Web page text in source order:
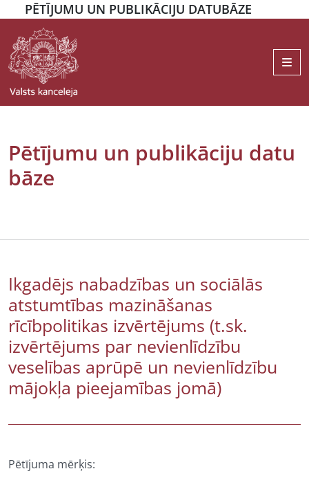
PĒTĪJUMU UN PUBLIKĀCIJU DATUBĀZE
Pētījumu un publikāciju datu
bāze
Ikgadējs nabadzības un sociālās
atstumtības mazināšanas
rīcībpolitikas izvērtējums (t.sk.
izvērtējums par nevienlīdzību
veselības aprūpē un nevienlīdzību
mājokļa pieejamības jomā)
Pētījuma mērķis: